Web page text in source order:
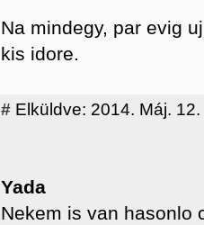
Na mindegy, par evig
kis idore.
# Elküldve: 2014. Máj.
Yada
Nekem is van hasonlo